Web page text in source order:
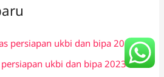
persiapan ukbi dan bipa 2023
persiapan ukbi dan bipa 2023